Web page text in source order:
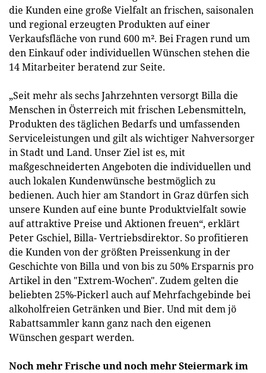
die Kunden eine große Vielfalt an frischen, saisonalen
und regional erzeugten Produkten auf einer
Verkaufsfläche von rund 600 m². Bei Fragen rund um
den Einkauf oder individuellen Wünschen stehen die
14 Mitarbeiter beratend zur Seite.
„Seit mehr als sechs Jahrzehnten versorgt Billa die
Menschen in Österreich mit frischen Lebensmitteln,
Produkten des täglichen Bedarfs und umfassenden
Serviceleistungen und gilt als wichtiger Nahversorger
in Stadt und Land. Unser Ziel ist es, mit
maßgeschneiderten Angeboten die individuellen und
auch lokalen Kundenwünsche bestmöglich zu
bedienen. Auch hier am Standort in Graz dürfen sich
unsere Kunden auf eine bunte Produktvielfalt sowie
auf attraktive Preise und Aktionen freuen“, erklärt
Peter Gschiel, Billa- Vertriebsdirektor. So profitieren
die Kunden von der größten Preissenkung in der
Geschichte von Billa und von bis zu 50% Ersparnis pro
Artikel in den "Extrem-Wochen". Zudem gelten die
beliebten 25%-Pickerl auch auf Mehrfachgebinde bei
alkoholfreien Getränken und Bier. Und mit dem jö
Rabattsammler kann ganz nach den eigenen
Wünschen gespart werden.
Noch mehr Frische und noch mehr Steiermark im